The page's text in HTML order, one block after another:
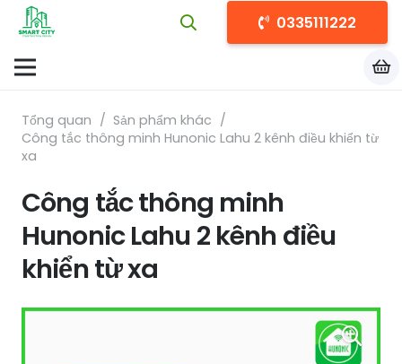
0335111222
Tổng quan / Sản phẩm khác /
Công tắc thông minh Hunonic Lahu 2 kênh điều khiển từ
xa
Công tắc thông minh
Hunonic Lahu 2 kênh điều
khiển từ xa